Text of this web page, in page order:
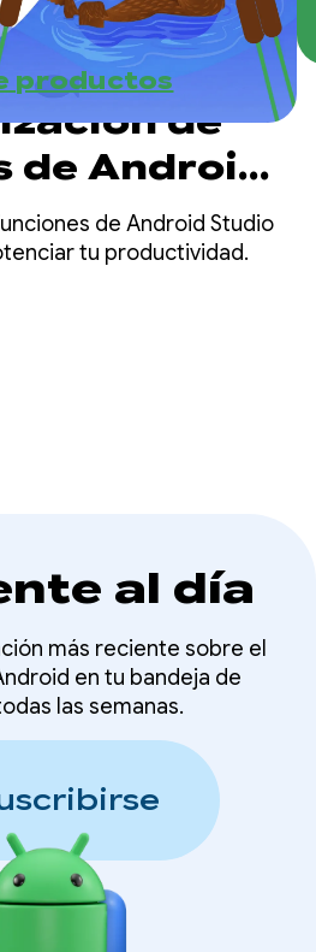
productos
de
de Android
2 es
de Android Studio
tu productividad.
al día
más reciente sobre el
en tu bandeja de
las semanas.